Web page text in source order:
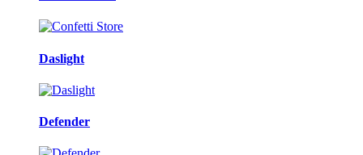
Daslight
Defender